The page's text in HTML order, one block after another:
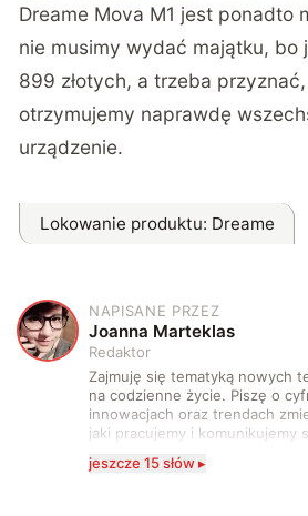
Dreame Mova M1 jest ponadto
nie musimy wydać majątku, bo
899 złotych, a trzeba
otrzymujemy naprawdę
urządzenie.
Lokowanie produktu: Dreame
J
NAPISANE PRZEZ
Joanna Marteklas
Redaktor
Zajmuję się tematyką nowych
na codzienne życie. Piszę o
innowacjach oraz trendach
jaki pracujemy i komunikujemy
technologii a współczesną
jeszcze 15 słów ▸